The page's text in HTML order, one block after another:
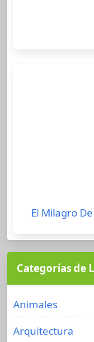
El Milagro
Categorías de
Animales
Arquitectura